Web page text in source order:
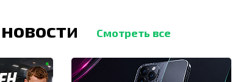
Смотреть все